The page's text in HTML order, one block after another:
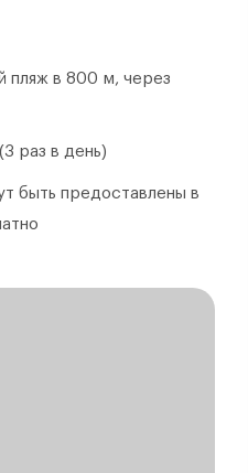
пляж в 800 м, через
раз в день)
быть предоставлены в